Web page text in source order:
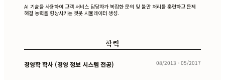
AI 기술을 사용하여 고객 서비스 담당자가 복잡한 문의 및 불만 처리를 훈련하고 문제
해결 능력을 향상시키는 챗봇 시뮬레이터 생성.
학력
경영학 학사 (경영 정보 시스템 전공) 08/2013 - 05/2017